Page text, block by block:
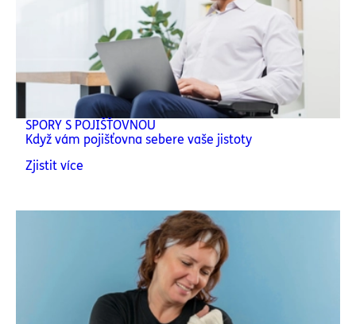
SPORY S POJIŠŤOVNOU
Když vám pojišťovna sebere vaše jistoty
Zjistit více